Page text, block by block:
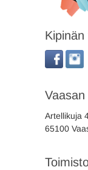
Artellikuja
65100